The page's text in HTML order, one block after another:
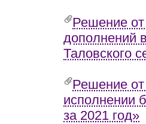
Решение
дополнений
Таловского
Решение
исполнении
за 2021 год»